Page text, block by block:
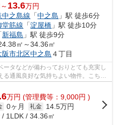
13.6万円
中之島線 「中之島 」駅 徒歩6分
堂筋線 「淀屋橋 」駅 徒歩10分
新福島 」駅 徒歩9分
㎡～34.36㎡
阪市北区中之島 ４丁目
タなどが備わっておりとても充実し
る通風良好な気持ちよい物件。こちら
万円 (管理費等：9,000円 )
0ヶ月 礼金
14.5万円
/ 1LDK / 34.36㎡